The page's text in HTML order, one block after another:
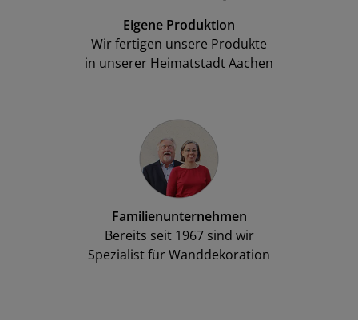
Eigene Produktion
Wir fertigen unsere Produkte
in unserer Heimatstadt Aachen
Familienunternehmen
Bereits seit 1967 sind wir
Spezialist für Wanddekoration